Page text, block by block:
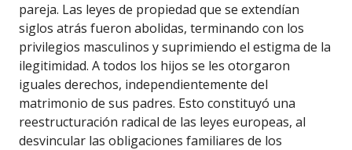
pareja. Las leyes de propiedad que se extendían
siglos atrás fueron abolidas, terminando con los
privilegios masculinos y suprimiendo el estigma de la
ilegitimidad. A todos los hijos se les otorgaron
iguales derechos, independientemente del
matrimonio de sus padres. Esto constituyó una
reestructuración radical de las leyes europeas, al
desvincular las obligaciones familiares de los